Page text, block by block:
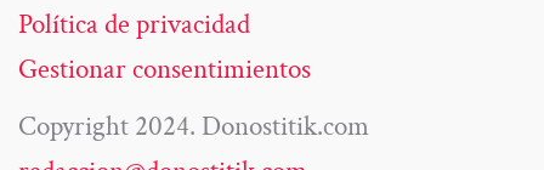
Política de privacidad
Gestionar consentimientos
Copyright 2024. Donostitik.com